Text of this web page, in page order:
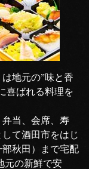
地元の”味と香
喜ばれる料理を
当、会席、寿
て酒田市をはじ
秋田）まで宅配
元の新鮮で安